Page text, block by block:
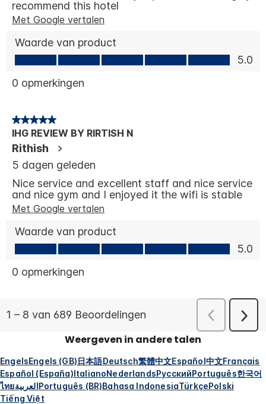
Weergeven in andere talen
EngelsEngels (GB)日本語Deutsch繁體中文Español中文Français
Español (España)ItalianoNederlandsРусскийPortuguês한국어
ไทยالعربيةPortuguês (BR)Bahasa IndonesiaTürkçePolski
Tiếng Việt